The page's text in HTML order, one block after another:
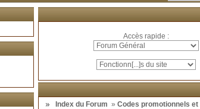
Accès rapide :
Index du Forum » Codes promotionnels